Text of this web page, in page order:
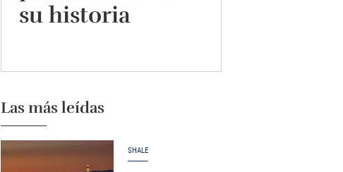
su historia
Las más leídas
SHALE